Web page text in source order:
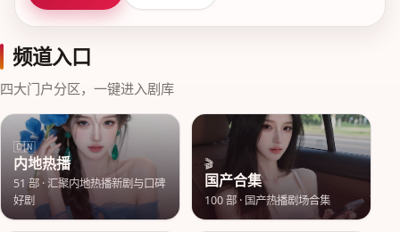
频道入口
四大门户分区，一键进入剧库
🇨🇳
内地热播
51 部 ·汇聚内地热播新剧与口碑
好剧
🎬
国产合集
100部 · 国产热播剧场合集